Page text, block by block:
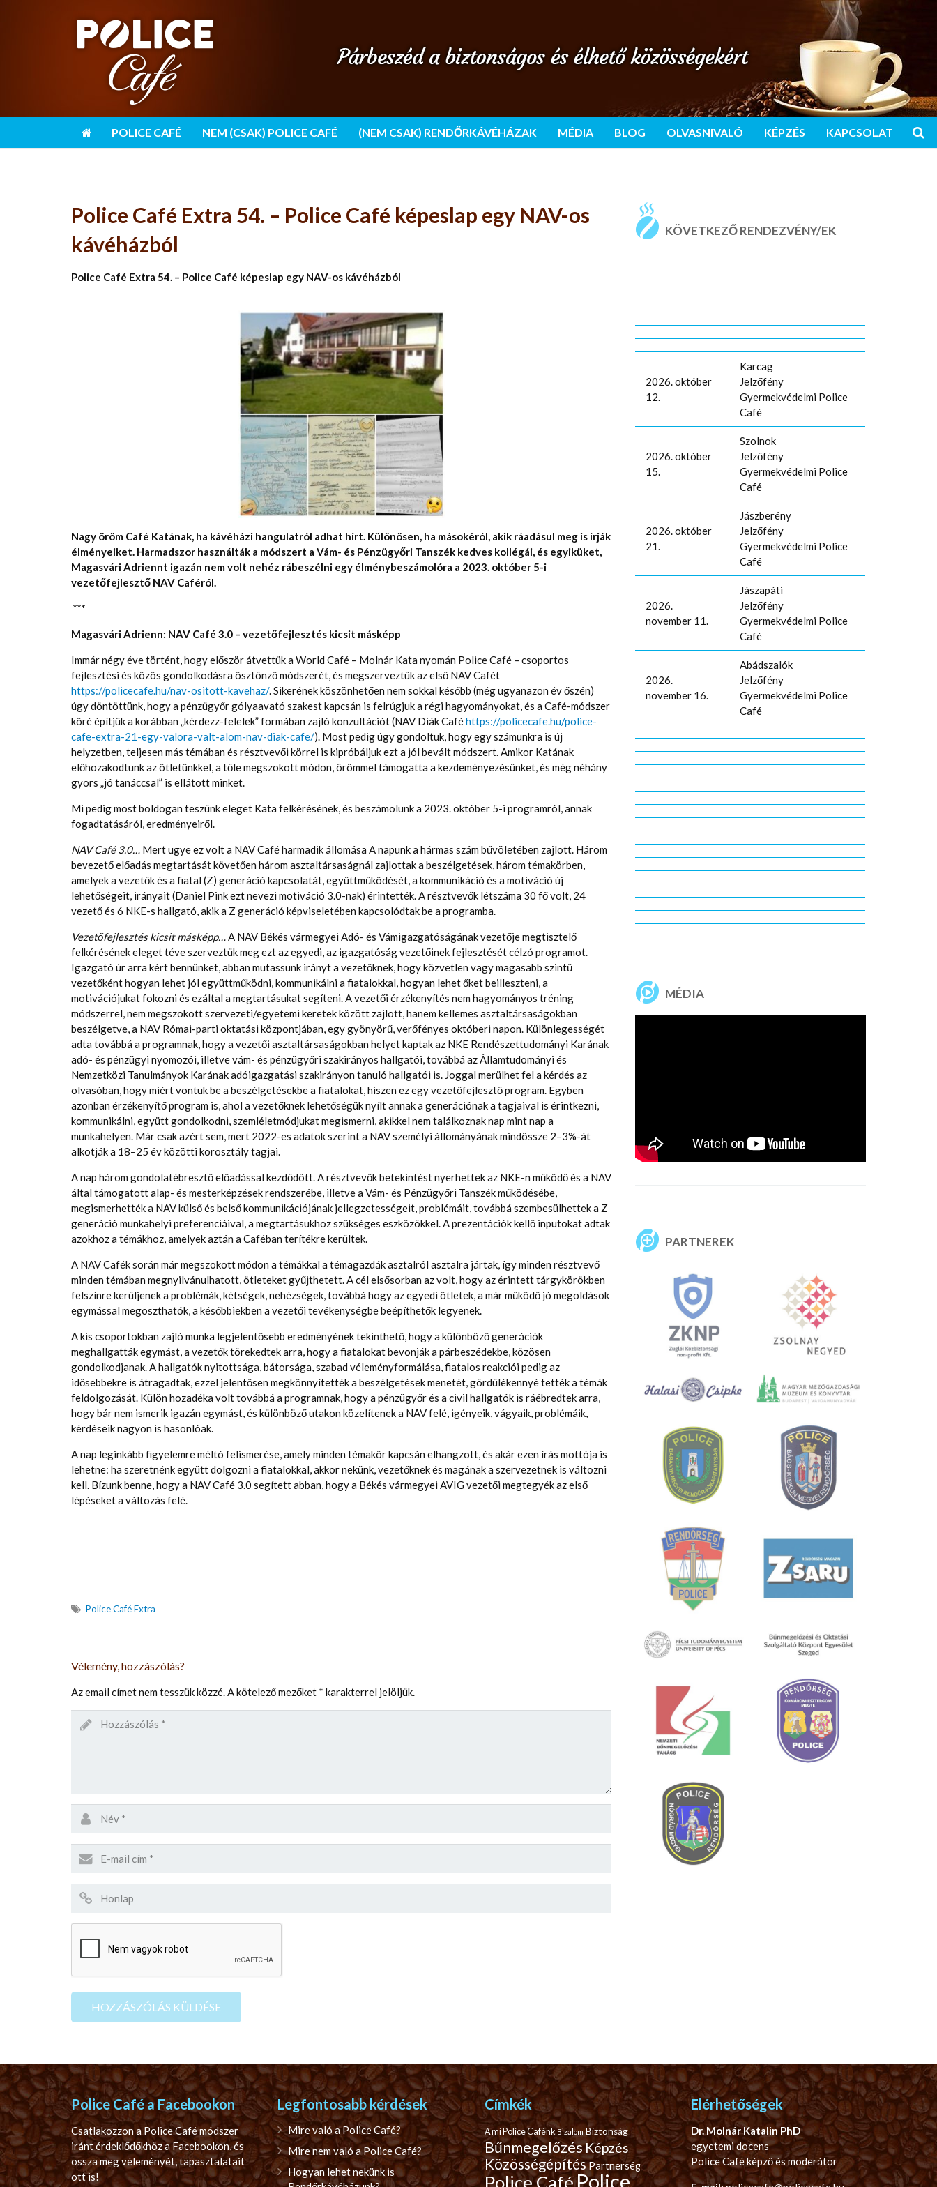
POLICE CAFÉ NEM (CSAK) POLICE CAFÉ (NEM CSAK) RENDŐRKÁVÉHÁZAK MÉDIA BLOG OLVASNIVALÓ KÉPZÉS KAPCSOLAT
Police Café Extra 54. – Police Café képeslap egy NAV-os
kávéházból
Police Café Extra 54. – Police Café képeslap egy NAV-os kávéházból
Nagy öröm Café Katának, ha kávéházi hangulatról adhat hírt. Különösen, ha másokéról, akik ráadásul meg is írják
élményeiket. Harmadszor használták a módszert a Vám- és Pénzügyőri Tanszék kedves kollégái, és egyiküket,
Magasvári Adriennt igazán nem volt nehéz rábeszélni egy élménybeszámolóra a 2023. október 5-i
vezetőfejlesztő NAV Caféról.
***
Magasvári Adrienn: NAV Café 3.0 – vezetőfejlesztés kicsit másképp
Immár négy éve történt, hogy először átvettük a World Café – Molnár Kata nyomán Police Café – csoportos
fejlesztési és közös gondolkodásra ösztönző módszerét, és megszerveztük az első NAV Cafét
https://policecafe.hu/nav-ositott-kavehaz/. Sikerének köszönhetően nem sokkal később (még ugyanazon év őszén)
úgy döntöttünk, hogy a pénzügyőr gólyaavató szakest kapcsán is felrúgjuk a régi hagyományokat, és a Café-módszer
köré építjük a korábban „kérdezz-felelek” formában zajló konzultációt (NAV Diák Caféhttps://policecafe.hu/police-
cafe-extra-21-egy-valora-valt-alom-nav-diak-cafe/). Most pedig úgy gondoltuk, hogy egy számunkra is új
helyzetben, teljesen más témában és résztvevői körrel is kipróbáljuk ezt a jól bevált módszert. Amikor Katának
előhozakodtunk az ötletünkkel, a tőle megszokott módon, örömmel támogatta a kezdeményezésünket, és még néhány
gyors „jó tanáccsal” is ellátott minket.
Mi pedig most boldogan teszünk eleget Kata felkérésének, és beszámolunk a 2023. október 5-i programról, annak
fogadtatásáról, eredményeiről.
NAV Café 3.0… Mert ugye ez volt a NAV Café harmadik állomása A napunk a hármas szám bűvöletében zajlott. Három
bevezető előadás megtartását követően három asztaltársaságnál zajlottak a beszélgetések, három témakörben,
amelyek a vezetők és a fiatal (Z) generáció kapcsolatát, együttműködését, a kommunikáció és a motiváció új
lehetőségeit, irányait (Daniel Pink ezt nevezi motiváció 3.0-nak) érintették. A résztvevők létszáma 30 fő volt, 24
vezető és 6 NKE-s hallgató, akik a Z generáció képviseletében kapcsolódtak be a programba.
Vezetőfejlesztés kicsit másképp…A NAV Békés vármegyei Adó- és Vámigazgatóságának vezetője megtisztelő
felkérésének eleget téve szerveztük meg ezt az egyedi, az igazgatóság vezetőinek fejlesztését célzó programot.
Igazgató úr arra kért bennünket, abban mutassunk irányt a vezetőknek, hogy közvetlen vagy magasabb szintű
vezetőként hogyan lehet jól együttműködni, kommunikálni a fiatalokkal, hogyan lehet őket beilleszteni, a
motivációjukat fokozni és ezáltal a megtartásukat segíteni. A vezetői érzékenyítés nem hagyományos tréning
módszerrel, nem megszokott szervezeti/egyetemi keretek között zajlott, hanem kellemes asztaltársaságokban
beszélgetve, a NAV Római-parti oktatási központjában, egy gyönyörű, verőfényes októberi napon. Különlegességét
adta továbbá a programnak, hogy a vezetői asztaltársaságokban helyet kaptak az NKE Rendészettudományi Karának
adó- és pénzügyi nyomozói, illetve vám- és pénzügyőri szakirányos hallgatói, továbbá az Államtudományi és
Nemzetközi Tanulmányok Karának adóigazgatási szakirányon tanuló hallgatói is. Joggal merülhet fel a kérdés az
olvasóban, hogy miért vontuk be a beszélgetésekbe a fiatalokat, hiszen ez egy vezetőfejlesztő program. Egyben
azonban érzékenyítő program is, ahol a vezetőknek lehetőségük nyílt annak a generációnak a tagjaival is érintkezni,
kommunikálni, együtt gondolkodni, szemléletmódjukat megismerni, akikkel nem találkoznak nap mint nap a
munkahelyen. Már csak azért sem, mert 2022-es adatok szerint a NAV személyi állományának mindössze 2–3%-át
alkotják a 18–25 év közötti korosztály tagjai.
A nap három gondolatébresztő előadással kezdődött. A résztvevők betekintést nyerhettek az NKE-n működő és a NAV
által támogatott alap- és mesterképzések rendszerébe, illetve a Vám- és Pénzügyőri Tanszék működésébe,
megismerhették a NAV külső és belső kommunikációjának jellegzetességeit, problémáit, továbbá szembesülhettek a Z
generáció munkahelyi preferenciáival, a megtartásukhoz szükséges eszközökkel. A prezentációk kellő inputokat adtak
azokhoz a témákhoz, amelyek aztán a Caféban terítékre kerültek.
A NAV Cafék során már megszokott módon a témákkal a témagazdák asztalról asztalra jártak, így minden résztvevő
minden témában megnyilvánulhatott, ötleteket gyűjthetett. A cél elsősorban az volt, hogy az érintett tárgykörökben
felszínre kerüljenek a problémák, kétségek, nehézségek, továbbá hogy az egyedi ötletek, a már működő jó megoldások
egymással megoszthatók, a későbbiekben a vezetői tevékenységbe beépíthetők legyenek.
A kis csoportokban zajló munka legjelentősebb eredményének tekinthető, hogy a különböző generációk
meghallgatták egymást, a vezetők törekedtek arra, hogy a fiatalokat bevonják a párbeszédekbe, közösen
gondolkodjanak. A hallgatók nyitottsága, bátorsága, szabad véleményformálása, fiatalos reakciói pedig az
idősebbekre is átragadtak, ezzel jelentősen megkönnyítették a beszélgetések menetét, gördülékennyé tették a témák
feldolgozását. Külön hozadéka volt továbbá a programnak, hogy a pénzügyőr és a civil hallgatók is ráébredtek arra,
hogy bár nem ismerik igazán egymást, és különböző utakon közelítenek a NAV felé, igényeik, vágyaik, problémáik,
kérdéseik nagyon is hasonlóak.
A nap leginkább figyelemre méltó felismerése, amely minden témakör kapcsán elhangzott, és akár ezen írás mottója is
lehetne: ha szeretnénk együtt dolgozni a fiatalokkal, akkor nekünk, vezetőknek és magának a szervezetnek is változni
kell. Bízunk benne, hogy a NAV Café 3.0 segített abban, hogy a Békés vármegyei AVIG vezetői megtegyék az első
lépéseket a változás felé.
Police Café Extra
Vélemény, hozzászólás?
Az email címet nem tesszük közzé.A kötelező mezőket * karakterrel jelöljük.
KÖVETKEZŐ RENDEZVÉNY/EK
2026. október
12.
Karcag
Jelzőfény
Gyermekvédelmi Police
Café
2026. október
15.
Szolnok
Jelzőfény
Gyermekvédelmi Police
Café
2026. október
21.
Jászberény
Jelzőfény
Gyermekvédelmi Police
Café
2026.
november 11.
Jászapáti
Jelzőfény
Gyermekvédelmi Police
Café
2026.
november 16.
Abádszalók
Jelzőfény
Gyermekvédelmi Police
Café
MÉDIA
PARTNEREK
Police Café a Facebookon
Csatlakozzon a Police Café módszer
iránt érdeklődőkhöz a Facebookon, és
ossza meg véleményét, tapasztalatait
ott is!
Legfontosabb kérdések
Mire való a Police Café?
Mire nem való a Police Café?
Hogyan lehet nekünk is
Címkék
A mi Police Cafénk Bizalom Biztonság
BűnmegelőzésKépzés
KözösségépítésPartnerség
Police CaféPolice
Elérhetőségek
Dr. Molnár Katalin PhD
egyetemi docens
Police Café képző és moderátor